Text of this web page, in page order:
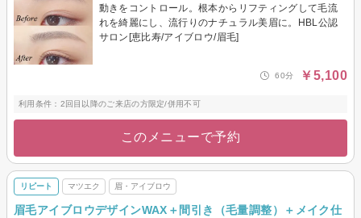
動きをコントロール。根本からリフティングして毛流
れを綺麗にし、流行りのナチュラル美眉に。HBL公認
サロン[恵比寿/アイブロウ/眉毛]
60分 ￥5,100
利用条件：2回目以降のご来店の方限定/併用不可
このメニューで予約
リピート マツエク 眉・アイブロウ
眉毛アイブロウデザインWAX＋間引き（毛量調整）＋メイク仕